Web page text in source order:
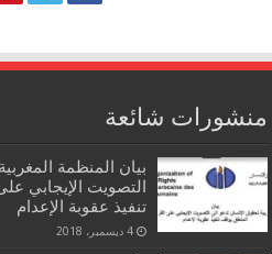
منشورات شائعة
بيان المنظمة
التصويت الإيجابي
تنفيذ عقوبة الإعدام
4 ديسمبر، 2018